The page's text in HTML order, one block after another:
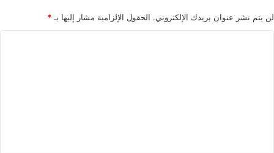
و
م
لن يتم نشر عنوان بريدك الإلكتروني. الحقول الإلزامية مشار إليها بـ*